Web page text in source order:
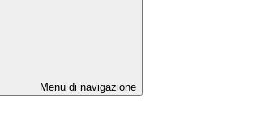
Menu di navigazione